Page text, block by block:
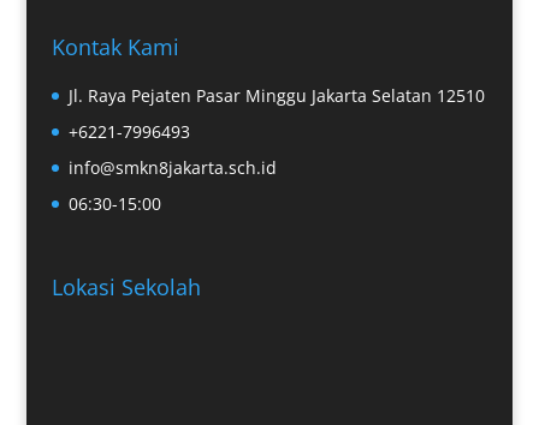
Kontak Kami
Jl. Raya Pejaten Pasar Minggu Jakarta Selatan 12510
+6221-7996493
info@smkn8jakarta.sch.id
06:30-15:00
Lokasi Sekolah